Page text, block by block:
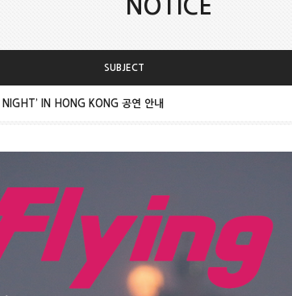
NOTICE
SUBJECT
IN HONG KONG 공연 안내